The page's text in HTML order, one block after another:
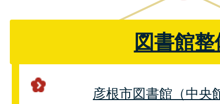
図書館
彦根市図書館（中央